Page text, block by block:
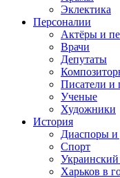
Эклектика
Персоналии
Актёры и
Врачи
Депутаты
Писатели и
Ученые
Художники
История
Диаспоры
Спорт
Харьков в